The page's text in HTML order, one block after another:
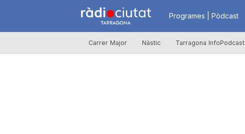
R
à
Programes | Pòdcast
Carrer Major Nàstic Tarragona